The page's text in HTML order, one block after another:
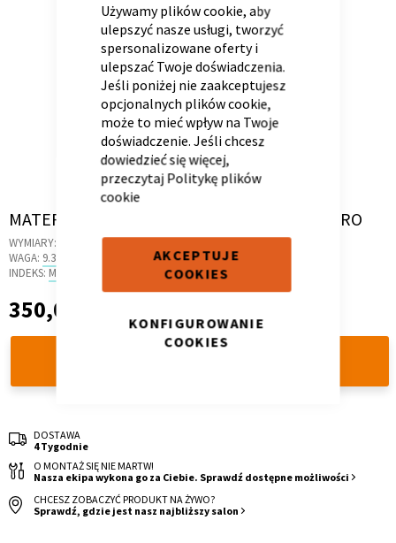
Używamy plików cookie, aby
ulepszyć nasze usługi, tworzyć
spersonalizowane oferty i
ulepszać Twoje doświadczenia.
Jeśli poniżej nie zaakceptujesz
opcjonalnych plików cookie,
może to mieć wpływ na Twoje
doświadczenie. Jeśli chcesz
dowiedzieć się więcej,
przeczytaj Politykę plików
cookie
AKCEPTUJE
COOKIES
KONFIGUROWANIE
COOKIES
Skip
the
beginning
the
images
MATERAC 80X190X16 DO SZUFLADY ŁÓŻKA PRO
WYMIARY:
190 X 80 X 16 CM
WAGA: 9.3 KG
INDEKS: MF.20
350,00 zł
350,00 zł
DOSTAWA
4 Tygodnie
O MONTAŻ SIĘ NIE MARTW!
Nasza ekipa wykona go za Ciebie. Sprawdź dostępne możliwości
CHCESZ ZOBACZYĆ PRODUKT NA ŻYWO?
Sprawdź, gdzie jest nasz najbliższy salon
Skandynawskie Dziecięce
Regał Szafka RTV
Kontenerek Półka i szafka wisząca
Toaletka
Wszystkie dodatki